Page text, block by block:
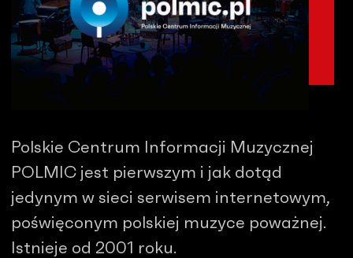
Polskie Centrum Informacji Muzycznej
POLMIC jest pierwszym i jak dotąd
jedynym w sieci serwisem internetowym,
poświęconym polskiej muzyce poważnej.
Istnieje od 2001 roku.